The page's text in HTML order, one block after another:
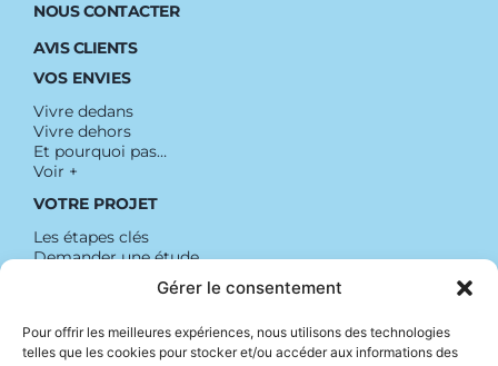
Gérer le consentement
Pour offrir les meilleures expériences, nous utilisons des technologies
telles que les cookies pour stocker et/ou accéder aux informations des
NOUS CONTACTER
AVIS CLIENTS
VOS ENVIES
Vivre dedans
Vivre dehors
Et pourquoi pas…
Voir +
VOTRE PROJET
Les étapes clés
Demander une étude
Simulez immédiatement votre projet
Découvrir Dext Habitat